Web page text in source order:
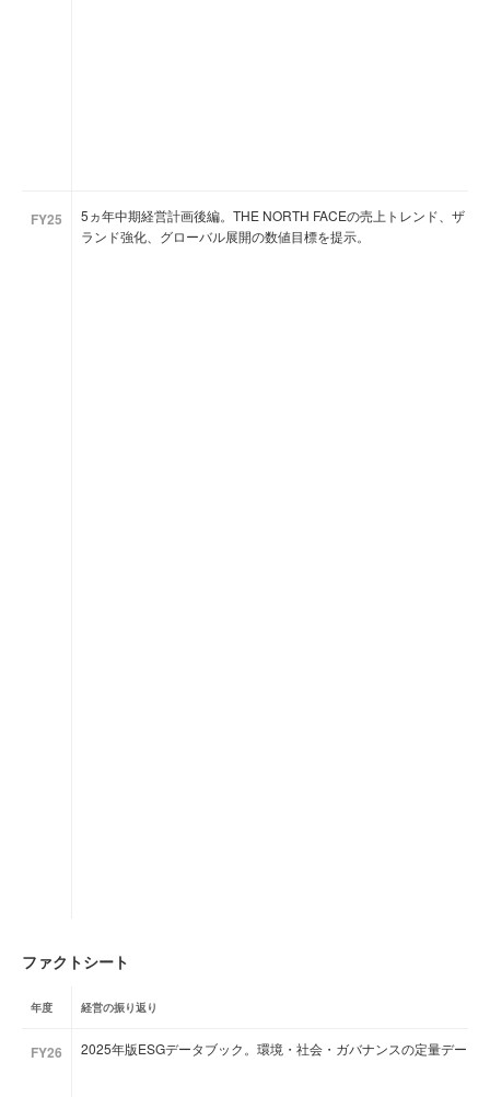
FY25
5ヵ年中期経営計画後編。THE NORTH FACEの売上トレンド、ザ・
ランド強化、グローバル展開の数値目標を提示。
ファクトシート
年度 経営の振り返り
FY26 2025年版ESGデータブック。環境・社会・ガバナンスの定量データ